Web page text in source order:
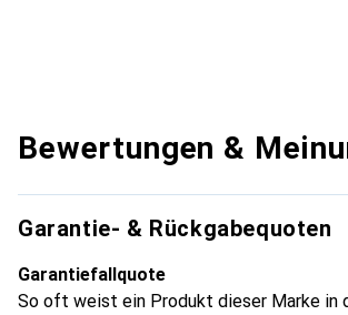
Bewertungen &
Garantie- & Rückgabequoten
Garantiefallquote
So oft weist ein Produkt dieser Marke in